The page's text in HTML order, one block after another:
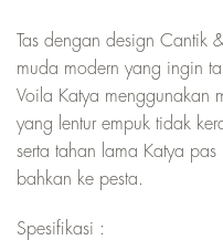
Tas dengan design Cantik
muda modern yang ingin
Voila Katya menggunakan
yang lentur empuk tidak
serta tahan lama Katya
bahkan ke pesta.
Spesifikasi :